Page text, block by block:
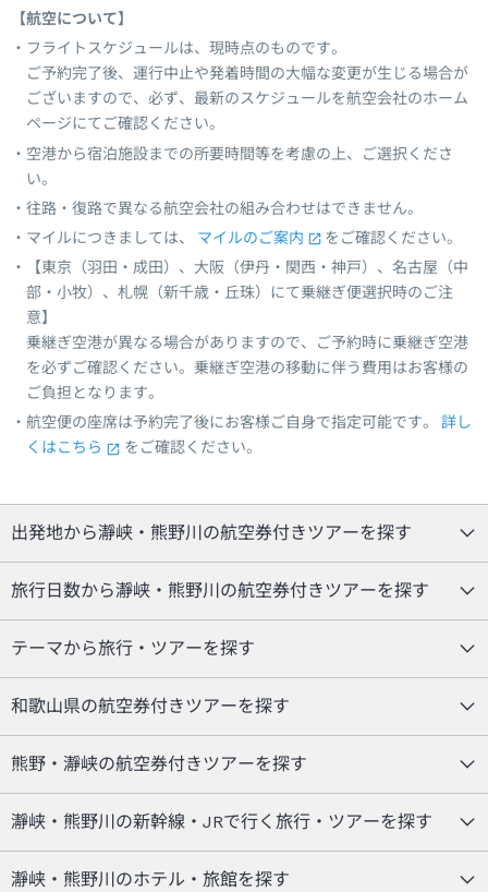
【航空について】
フライトスケジュールは、現時点のものです。
ご予約完了後、運行中止や発着時間の大幅な変更が生じる場合が
ございますので、必ず、最新のスケジュールを航空会社のホーム
ページにてご確認ください。
空港から宿泊施設までの所要時間等を考慮の上、ご選択くださ
い。
往路・復路で異なる航空会社の組み合わせはできません。
マイルにつきましては、
マイルのご案内
をご確認ください。
【東京（羽田・成田）、大阪（伊丹・関西・神戸）、名古屋（中
部・小牧）、札幌（新千歳・丘珠）にて乗継ぎ便選択時のご注
意】
乗継ぎ空港が異なる場合がありますので、ご予約時に乗継ぎ空港
を必ずご確認ください。乗継ぎ空港の移動に伴う費用はお客様の
ご負担となります。
航空便の座席は予約完了後にお客様ご自身で指定可能です。
詳し
くはこちら
をご確認ください。
出発地から瀞峡・熊野川の航空券付きツアーを探す
旅行日数から瀞峡・熊野川の航空券付きツアーを探す
テーマから旅行・ツアーを探す
和歌山県の航空券付きツアーを探す
熊野・瀞峡の航空券付きツアーを探す
瀞峡・熊野川の新幹線・JRで行く旅行・ツアーを探す
瀞峡・熊野川のホテル・旅館を探す